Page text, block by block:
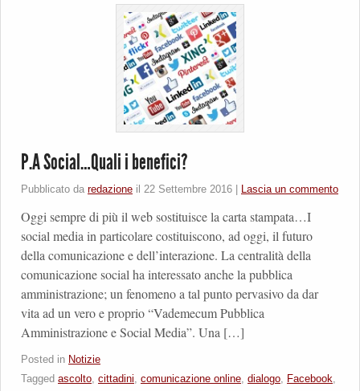
P.A Social…Quali i benefici?
Pubblicato da redazione il 22 Settembre 2016 Lascia un commento
Oggi sempre di più il web sostituisce la carta stampata…I
social media in particolare costituiscono, ad oggi, il futuro
della comunicazione e dell’interazione. La centralità della
comunicazione social ha interessato anche la pubblica
amministrazione; un fenomeno a tal punto pervasivo da dar
vita ad un vero e proprio “Vademecum Pubblica
Amministrazione e Social Media”. Una […]
Posted in Notizie
Tagged ascolto, cittadini, comunicazione online, dialogo, Facebook,